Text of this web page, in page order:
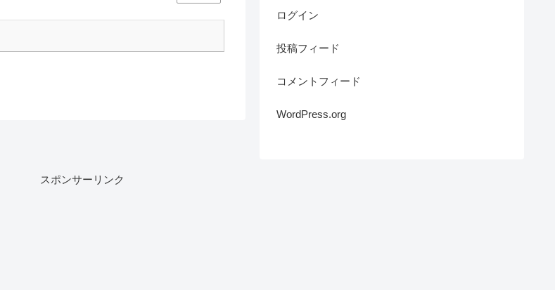
ログイン
投稿フィード
コメントフィード
WordPress.org
スポンサーリンク